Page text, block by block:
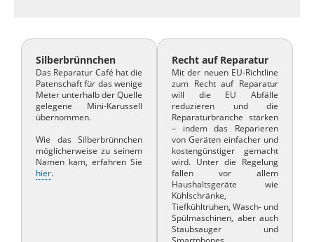
Silberbrünnchen
Das Reparatur Café hat die
Patenschaft für das wenige
Meter unterhalb der Quelle
gelegene Mini-Karussell
übernommen.
Wie das Silberbrünnchen
möglicherweise zu seinem
Namen kam, erfahren Sie
hier.
Recht auf Reparatur
Mit der neuen EU-Richtline
zum Recht auf Reparatur
will die EU Abfälle
reduzieren und die
Reparaturbranche stärken
– indem das Reparieren
von Geräten einfacher und
kostengünstiger gemacht
wird. Unter die Regelung
fallen vor allem
Haushaltsgeräte wie
Kühlschränke,
Tiefkühltruhen, Wasch- und
Spülmaschinen, aber auch
Staubsauger und